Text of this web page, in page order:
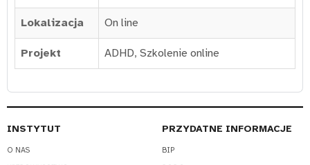
Lokalizacja On line
Projekt ADHD, Szkolenie online
INSTYTUT
O NAS
PRZYDATNE INFORMACJE
BIP